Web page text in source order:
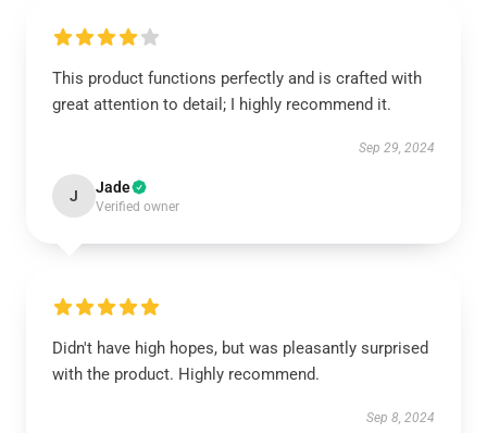
This product functions perfectly and is crafted with
great attention to detail; I highly recommend it.
Sep 29, 2024
J Jade
Verified owner
Didn't have high hopes, but was pleasantly surprised
with the product. Highly recommend.
Sep 8, 2024